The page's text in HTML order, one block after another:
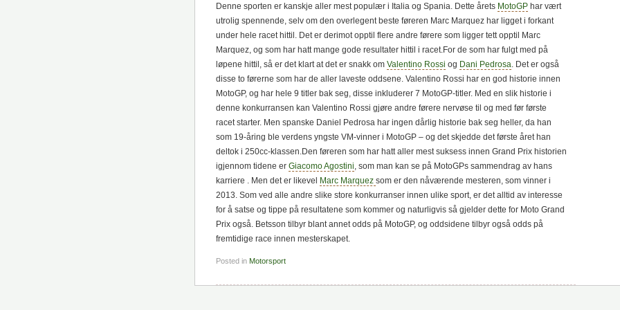
Denne sporten er kanskje aller mest populær i Italia og Spania. Dette årets MotoGP har vært
utrolig spennende, selv om den overlegent beste føreren Marc Marquez har ligget i forkant
under hele racet hittil. Det er derimot opptil flere andre førere som ligger tett opptil Marc
Marquez, og som har hatt mange gode resultater hittil i racet.For de som har fulgt med på
løpene hittil, så er det klart at det er snakk om Valentino Rossi og Dani Pedrosa . Det er også
disse to førerne som har de aller laveste oddsene. Valentino Rossi har en god historie innen
MotoGP, og har hele 9 titler bak seg, disse inkluderer 7 MotoGP-titler. Med en slik historie i
denne konkurransen kan Valentino Rossi gjøre andre førere nervøse til og med før første
racet starter. Men spanske Daniel Pedrosa har ingen dårlig historie bak seg heller, da han
som 19-åring ble verdens yngste VM-vinner i MotoGP – og det skjedde det første året han
deltok i 250cc-klassen.Den føreren som har hatt aller mest suksess innen Grand Prix historien
igjennom tidene er Giacomo Agostini , som man kan se på MotoGPs sammendrag av hans
karriere . Men det er likevel Marc Marquez som er den nåværende mesteren, som vinner i
2013. Som ved alle andre slike store konkurranser innen ulike sport, er det alltid av interesse
for å satse og tippe på resultatene som kommer og naturligvis så gjelder dette for Moto Grand
Prix også. Betsson tilbyr blant annet odds på MotoGP, og oddsidene tilbyr også odds på
fremtidige race innen mesterskapet.
Posted in Motorsport